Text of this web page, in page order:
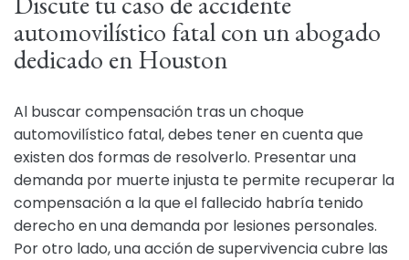
automovilístico fatal con un abogado
dedicado en Houston
Al buscar compensación tras un choque
automovilístico fatal, debes tener en cuenta que
existen dos formas de resolverlo. Presentar una
demanda por muerte injusta te permite recuperar la
compensación a la que el fallecido habría tenido
derecho en una demanda por lesiones personales.
Por otro lado, una acción de supervivencia cubre las